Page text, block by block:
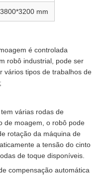
3800*3200 mm
é controlada
robô industrial, pode ser
vários tipos de trabalhos de
várias rodas de
de moagem, o robô pode
rotação da máquina de
a tensão do cinto
de toque disponíveis.
compensação automática